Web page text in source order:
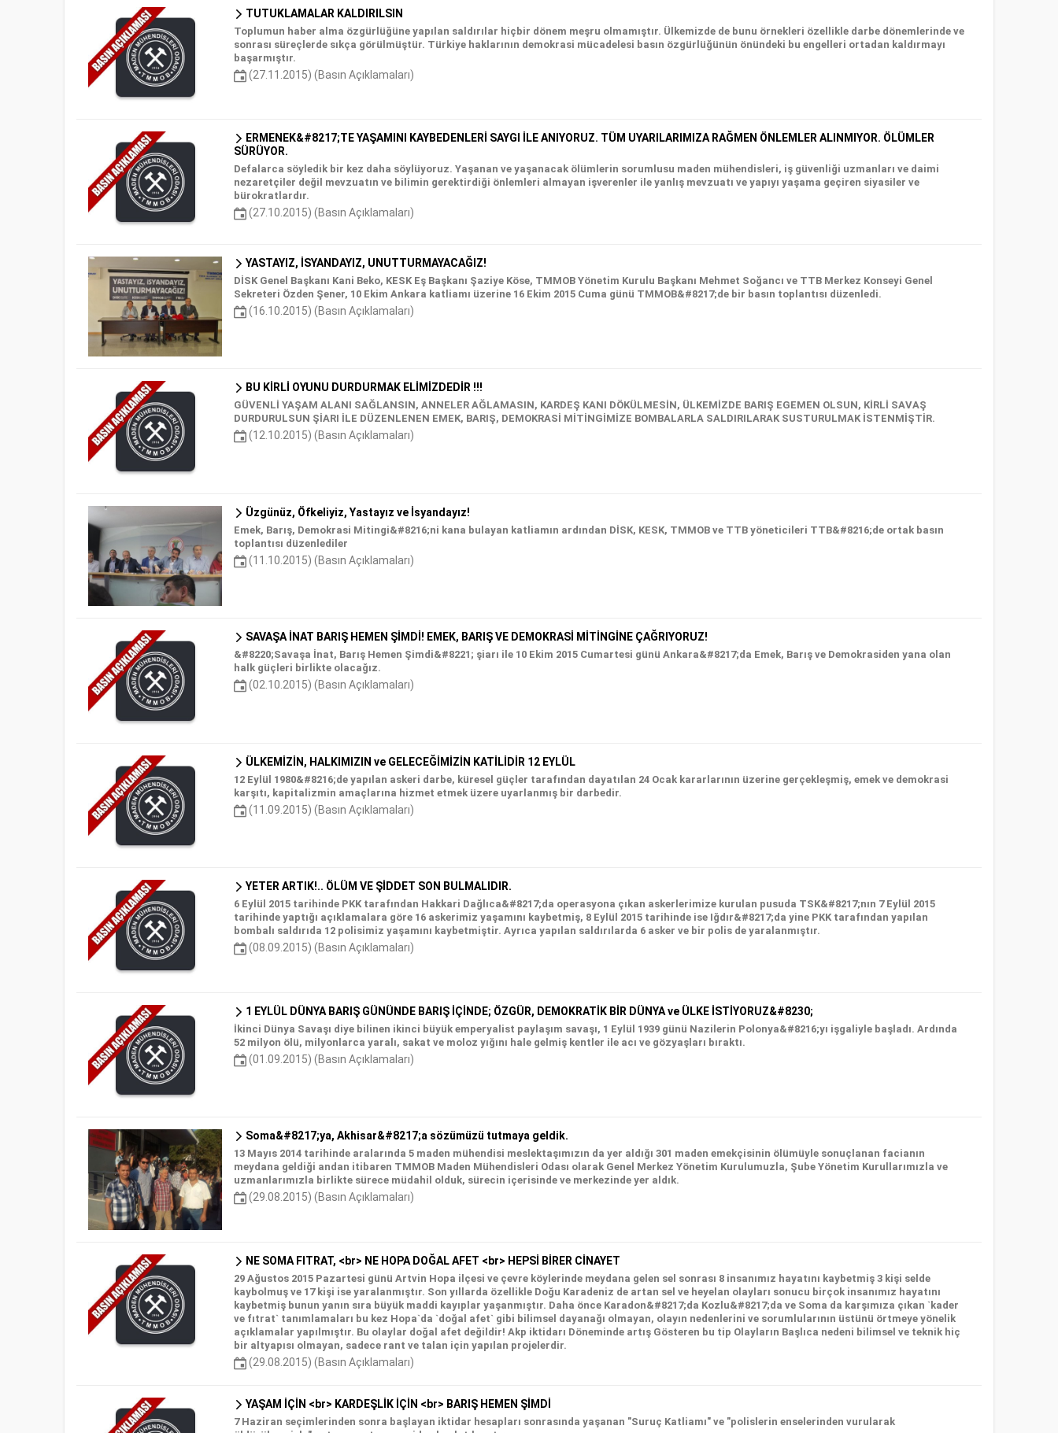
TUTUKLAMALAR KALDIRILSIN
Toplumun haber alma özgürlüğüne yapılan saldırılar hiçbir dönem meşru olmamıştır. Ülkemizde de bunu örnekleri özellikle darbe dönemlerinde ve
sonrası süreçlerde sıkça görülmüştür. Türkiye haklarının demokrasi mücadelesi basın özgürlüğünün önündeki bu engelleri ortadan kaldırmayı
başarmıştır.
(27.11.2015) (Basın Açıklamaları)
ERMENEK&#8217;TE YAŞAMINI KAYBEDENLERİ SAYGI İLE ANIYORUZ. TÜM UYARILARIMIZA RAĞMEN ÖNLEMLER ALINMIYOR. ÖLÜMLER
SÜRÜYOR.
Defalarca söyledik bir kez daha söylüyoruz. Yaşanan ve yaşanacak ölümlerin sorumlusu maden mühendisleri, iş güvenliği uzmanları ve daimi
nezaretçiler değil mevzuatın ve bilimin gerektirdiği önlemleri almayan işverenler ile yanlış mevzuatı ve yapıyı yaşama geçiren siyasiler ve
bürokratlardır.
(27.10.2015) (Basın Açıklamaları)
YASTAYIZ, İSYANDAYIZ, UNUTTURMAYACAĞIZ!
DİSK Genel Başkanı Kani Beko, KESK Eş Başkanı Şaziye Köse, TMMOB Yönetim Kurulu Başkanı Mehmet Soğancı ve TTB Merkez Konseyi Genel
Sekreteri Özden Şener, 10 Ekim Ankara katliamı üzerine 16 Ekim 2015 Cuma günü TMMOB&#8217;de bir basın toplantısı düzenledi.
(16.10.2015) (Basın Açıklamaları)
BU KİRLİ OYUNU DURDURMAK ELİMİZDEDİR !!!
GÜVENLİ YAŞAM ALANI SAĞLANSIN, ANNELER AĞLAMASIN, KARDEŞ KANI DÖKÜLMESİN, ÜLKEMİZDE BARIŞ EGEMEN OLSUN, KİRLİ SAVAŞ
DURDURULSUN ŞİARI İLE DÜZENLENEN EMEK, BARIŞ, DEMOKRASİ MİTİNGİMİZE BOMBALARLA SALDIRILARAK SUSTURULMAK İSTENMİŞTİR.
(12.10.2015) (Basın Açıklamaları)
Üzgünüz, Öfkeliyiz, Yastayız ve İsyandayız!
Emek, Barış, Demokrasi Mitingi&#8216;ni kana bulayan katliamın ardından DİSK, KESK, TMMOB ve TTB yöneticileri TTB&#8216;de ortak basın
toplantısı düzenlediler
(11.10.2015) (Basın Açıklamaları)
SAVAŞA İNAT BARIŞ HEMEN ŞİMDİ! EMEK, BARIŞ VE DEMOKRASİ MİTİNGİNE ÇAĞRIYORUZ!
&#8220;Savaşa İnat, Barış Hemen Şimdi&#8221; şiarı ile 10 Ekim 2015 Cumartesi günü Ankara&#8217;da Emek, Barış ve Demokrasiden yana olan
halk güçleri birlikte olacağız.
(02.10.2015) (Basın Açıklamaları)
ÜLKEMİZİN, HALKIMIZIN ve GELECEĞİMİZİN KATİLİDİR 12 EYLÜL
12 Eylül 1980&#8216;de yapılan askeri darbe, küresel güçler tarafından dayatılan 24 Ocak kararlarının üzerine gerçekleşmiş, emek ve demokrasi
karşıtı, kapitalizmin amaçlarına hizmet etmek üzere uyarlanmış bir darbedir.
(11.09.2015) (Basın Açıklamaları)
YETER ARTIK!.. ÖLÜM VE ŞİDDET SON BULMALIDIR.
6 Eylül 2015 tarihinde PKK tarafından Hakkari Dağlıca&#8217;da operasyona çıkan askerlerimize kurulan pusuda TSK&#8217;nın 7 Eylül 2015
tarihinde yaptığı açıklamalara göre 16 askerimiz yaşamını kaybetmiş, 8 Eylül 2015 tarihinde ise Iğdır&#8217;da yine PKK tarafından yapılan
bombalı saldırıda 12 polisimiz yaşamını kaybetmiştir. Ayrıca yapılan saldırılarda 6 asker ve bir polis de yaralanmıştır.
(08.09.2015) (Basın Açıklamaları)
1 EYLÜL DÜNYA BARIŞ GÜNÜNDE BARIŞ İÇİNDE; ÖZGÜR, DEMOKRATİK BİR DÜNYA ve ÜLKE İSTİYORUZ&#8230;
İkinci Dünya Savaşı diye bilinen ikinci büyük emperyalist paylaşım savaşı, 1 Eylül 1939 günü Nazilerin Polonya&#8216;yı işgaliyle başladı. Ardında
52 milyon ölü, milyonlarca yaralı, sakat ve moloz yığını hale gelmiş kentler ile acı ve gözyaşları bıraktı.
(01.09.2015) (Basın Açıklamaları)
Soma&#8217;ya, Akhisar&#8217;a sözümüzü tutmaya geldik.
13 Mayıs 2014 tarihinde aralarında 5 maden mühendisi meslektaşımızın da yer aldığı 301 maden emekçisinin ölümüyle sonuçlanan facianın
meydana geldiği andan itibaren TMMOB Maden Mühendisleri Odası olarak Genel Merkez Yönetim Kurulumuzla, Şube Yönetim Kurullarımızla ve
uzmanlarımızla birlikte sürece müdahil olduk, sürecin içerisinde ve merkezinde yer aldık.
(29.08.2015) (Basın Açıklamaları)
NE SOMA FITRAT, <br> NE HOPA DOĞAL AFET <br> HEPSİ BİRER CİNAYET
29 Ağustos 2015 Pazartesi günü Artvin Hopa ilçesi ve çevre köylerinde meydana gelen sel sonrası 8 insanımız hayatını kaybetmiş 3 kişi selde
kaybolmuş ve 17 kişi ise yaralanmıştır. Son yıllarda özellikle Doğu Karadeniz de artan sel ve heyelan olayları sonucu birçok insanımız hayatını
kaybetmiş bunun yanın sıra büyük maddi kayıplar yaşanmıştır. Daha önce Karadon&#8217;da Kozlu&#8217;da ve Soma da karşımıza çıkan `kader
ve fıtrat` tanımlamaları bu kez Hopa`da `doğal afet` gibi bilimsel dayanağı olmayan, olayın nedenlerini ve sorumlularının üstünü örtmeye yönelik
açıklamalar yapılmıştır. Bu olaylar doğal afet değildir! Akp iktidarı Döneminde artış Gösteren bu tip Olayların Başlıca nedeni bilimsel ve teknik hiç
bir altyapısı olmayan, sadece rant ve talan için yapılan projelerdir.
(29.08.2015) (Basın Açıklamaları)
YAŞAM İÇİN <br> KARDEŞLİK İÇİN <br> BARIŞ HEMEN ŞİMDİ
7 Haziran seçimlerinden sonra başlayan iktidar hesapları sonrasında yaşanan "Suruç Katliamı" ve "polislerin enselerinden vurularak